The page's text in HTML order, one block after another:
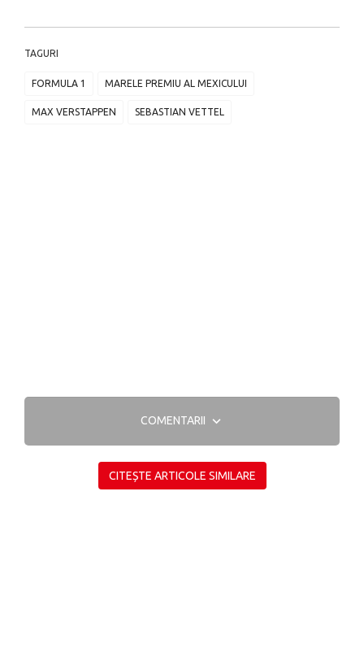
TAGURI
FORMULA 1 MARELE PREMIU AL MEXICULUI
MAX VERSTAPPEN SEBASTIAN VETTEL
COMENTARII
CITEȘTE ARTICOLE SIMILARE